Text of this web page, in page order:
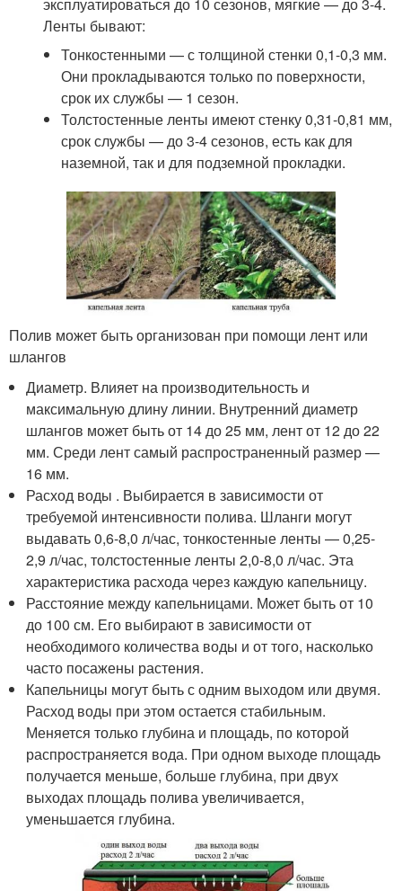
Ленты бывают:
Тонкостенными — с толщиной стенки 0,1-0,3 мм.
Они прокладываются только по поверхности,
срок их службы — 1 сезон.
Толстостенные ленты имеют стенку 0,31-0,81 мм,
срок службы — до 3-4 сезонов, есть как для
наземной, так и для подземной прокладки.
Полив может быть организован при помощи лент или
шлангов
Диаметр. Влияет на производительность и
максимальную длину линии. Внутренний диаметр
шлангов может быть от 14 до 25 мм, лент от 12 до 22
мм. Среди лент самый распространенный размер —
16 мм.
Расход воды . Выбирается в зависимости от
требуемой интенсивности полива. Шланги могут
выдавать 0,6-8,0 л/час, тонкостенные ленты — 0,25-
2,9 л/час, толстостенные ленты 2,0-8,0 л/час. Эта
характеристика расхода через каждую капельницу.
Расстояние между капельницами. Может быть от 10
до 100 см. Его выбирают в зависимости от
необходимого количества воды и от того, насколько
часто посажены растения.
Капельницы могут быть с одним выходом или двумя.
Расход воды при этом остается стабильным.
Меняется только глубина и площадь, по которой
распространяется вода. При одном выходе площадь
получается меньше, больше глубина, при двух
выходах площадь полива увеличивается,
уменьшается глубина.